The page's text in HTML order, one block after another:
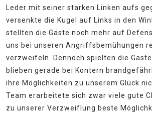
Leder mit seiner starken Linken aufs
versenkte die Kugel auf Links in den
stellten die Gäste noch mehr auf
uns bei unseren Angriffsbemühungen
verzweifeln. Dennoch spielten die
blieben gerade bei Kontern
ihre Möglichkeiten zu unserem Glück
Team erarbeitete sich zwar viele gute
zu unserer Verzweiflung beste